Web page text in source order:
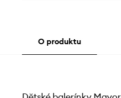
O produktu